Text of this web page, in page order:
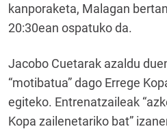
kanporaketa, Malagan
20:30ean ospatuko da.
Jacobo Cuetarak azaldu
“motibatua” dago Errege
egiteko. Entrenatzaileak
Kopa zailenetariko bat”